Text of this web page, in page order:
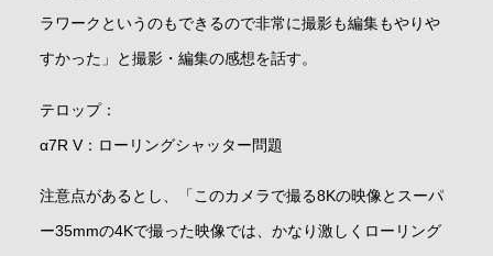
ラワークというのもできるので非常に撮影も編集もやりや
すかった」と撮影・編集の感想を話す。
テロップ：
α7R V：ローリングシャッター問題
注意点があるとし、「このカメラで撮る8Kの映像とスーパ
ー35mmの4Kで撮った映像では、かなり激しくローリング